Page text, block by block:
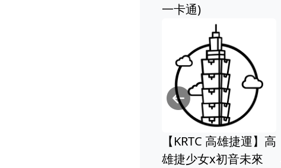
一卡通)
【KRTC 高雄捷運】高
雄捷少女x初音未來
Previous